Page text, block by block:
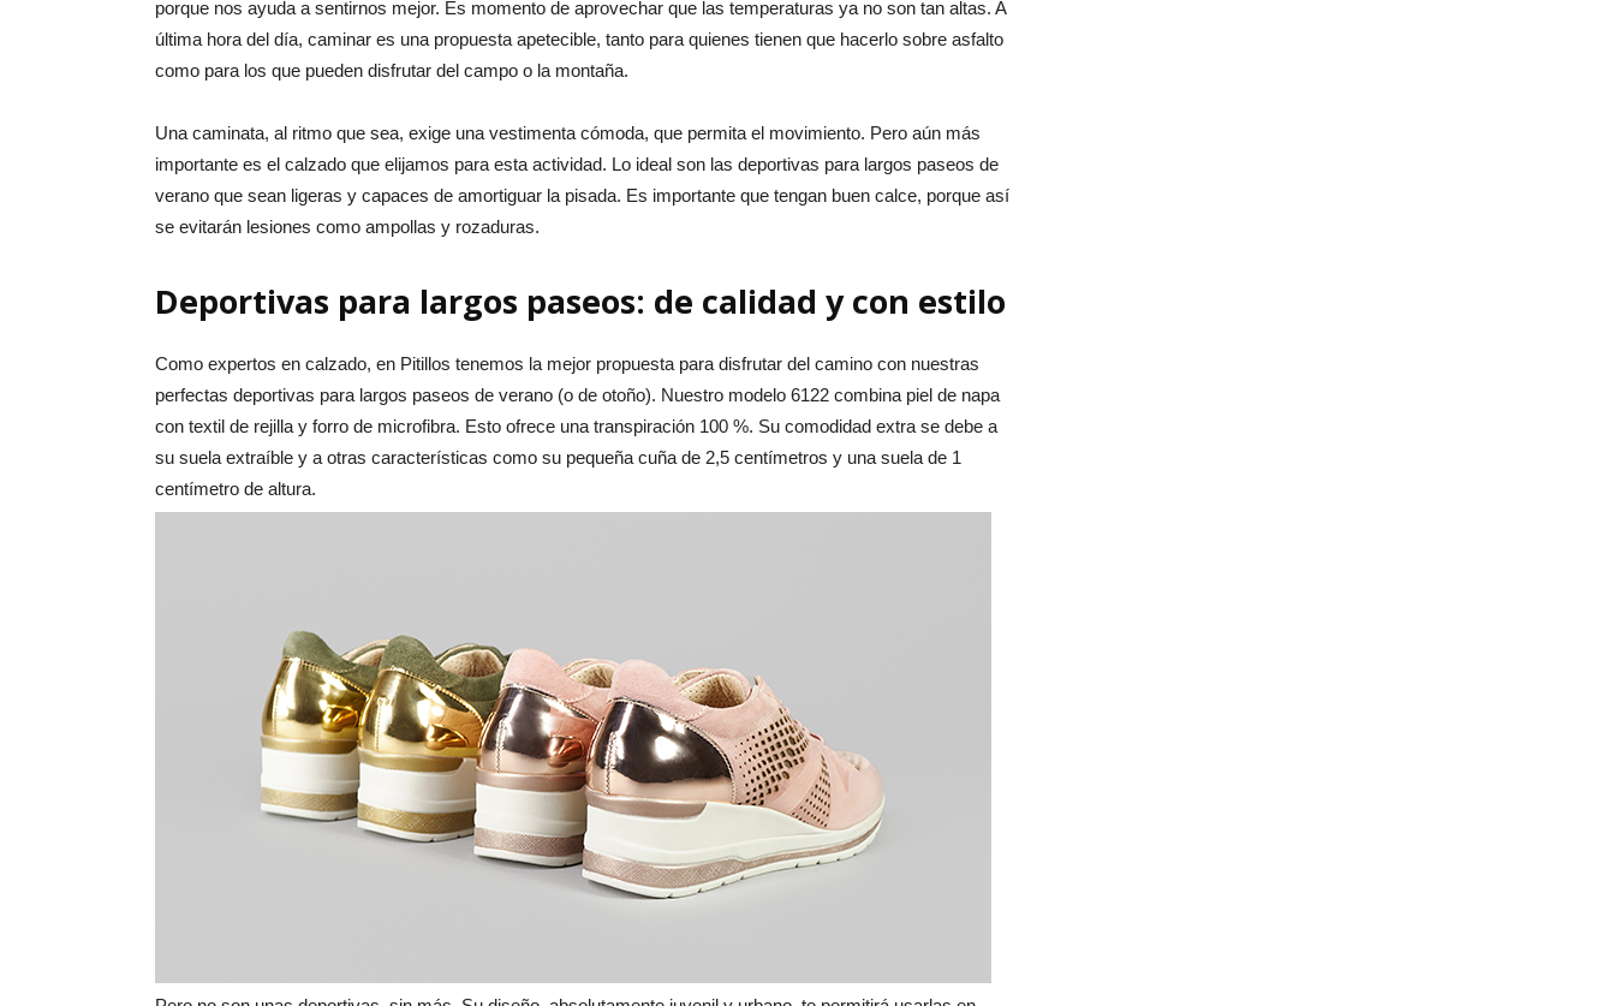
porque nos ayuda a sentirnos mejor. Es momento de aprovechar que las temperaturas ya no son tan altas. A
última hora del día, caminar es una propuesta apetecible, tanto para quienes tienen que hacerlo sobre asfalto
como para los que pueden disfrutar del campo o la montaña.
Una caminata, al ritmo que sea, exige una vestimenta cómoda, que permita el movimiento. Pero aún más
importante es el calzado que elijamos para esta actividad. Lo ideal son las deportivas para largos paseos de
verano que sean ligeras y capaces de amortiguar la pisada. Es importante que tengan buen calce, porque así
se evitarán lesiones como ampollas y rozaduras.
Deportivas para largos paseos: de calidad y con estilo
Como expertos en calzado, en Pitillos tenemos la mejor propuesta para disfrutar del camino con nuestras
perfectas deportivas para largos paseos de verano (o de otoño). Nuestro modelo 6122 combina piel de napa
con textil de rejilla y forro de microfibra. Esto ofrece una transpiración 100 %. Su comodidad extra se debe a
su suela extraíble y a otras características como su pequeña cuña de 2,5 centímetros y una suela de 1
centímetro de altura.